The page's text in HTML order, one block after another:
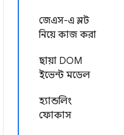
জেএস-এ স্লট
নিয়ে কাজ করা
ছায়া DOM
ইভেন্ট মডেল
হ্যান্ডলিং
ফোকাস